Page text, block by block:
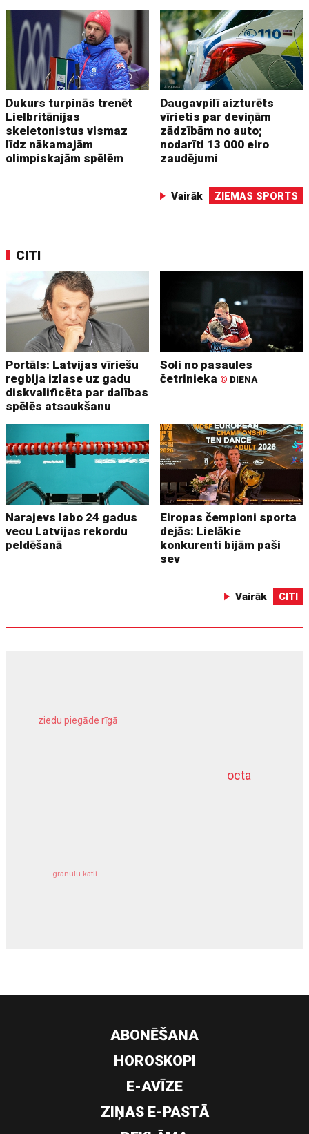
Dukurs turpinās trenēt
Lielbritānijas
skeletonistus vismaz
līdz nākamajām
olimpiskajām spēlēm
Daugavpilī aizturēts
vīrietis par deviņām
zādzībām no auto;
nodarīti 13 000 eiro
zaudējumi
Vairāk ZIEMAS SPORTS
CITI
Portāls: Latvijas vīriešu
regbija izlase uz gadu
diskvalificēta par dalības
spēlēs atsaukšanu
Soli no pasaules
četrinieka © DIENA
Narajevs labo 24 gadus
vecu Latvijas rekordu
peldēšanā
Eiropas čempioni sporta
dejās: Lielākie
konkurenti bijām paši
sev
Vairāk CITI
octa
ziedu piegāde rīgā
granulu katli
dziļurbums
ABONĒŠANA
HOROSKOPI
E-AVĪZE
ZIŅAS E-PASTĀ